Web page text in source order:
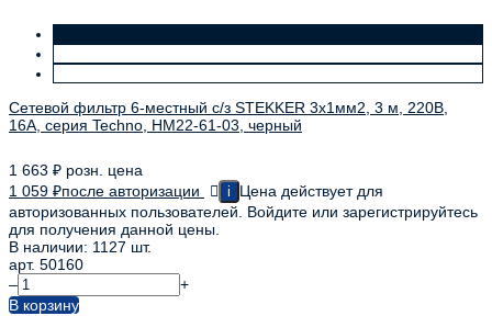
Сетевой фильтр 6-местный с/з STEKKER 3x1мм2, 3 м, 220В,
16А, серия Techno, HM22-61-03, черный
1 663 ₽ розн. цена
1 059 ₽после авторизации i
Цена действует для
авторизованных пользователей. Войдите или зарегистрируйтесь
для получения данной цены.
В наличии: 1127 шт.
арт. 50160
–
+
В корзину